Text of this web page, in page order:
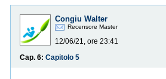
Congiu Walter
Recensore Master
12/06/21, ore 23:41
Cap. 6: Capitolo 5